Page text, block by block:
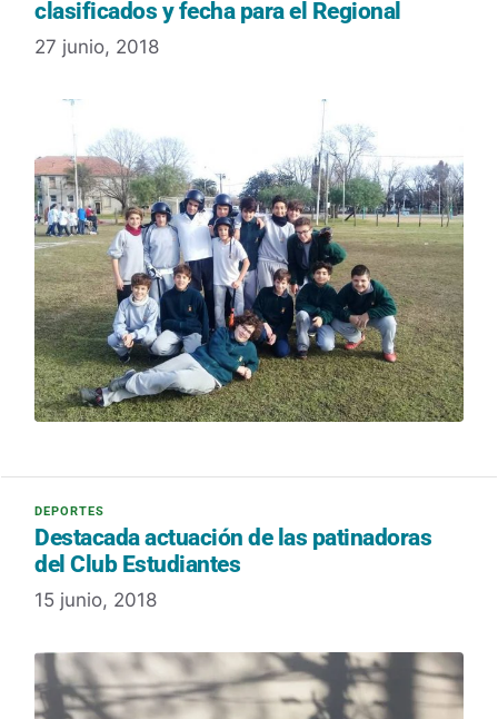
clasificados y fecha para el Regional
27 junio, 2018
Destacada actuación de las patinadoras
del Club Estudiantes
15 junio, 2018